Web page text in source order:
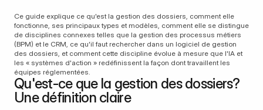
Ce guide explique ce qu'est la gestion des dossiers, comment elle
fonctionne, ses principaux types et modèles, comment elle se distingue
de disciplines connexes telles que la gestion des processus métiers
(BPM) et le CRM, ce qu'il faut rechercher dans un logiciel de gestion
des dossiers, et comment cette discipline évolue à mesure que l'IA et
les « systèmes d'action » redéfinissent la façon dont travaillent les
équipes réglementées.
Qu'est-ce que la gestion des dossiers?
Une définition claire